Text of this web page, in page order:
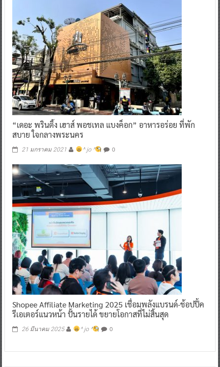
“เดอะ พรินติ้ง เฮาส์ พอชเทล แบงค็อก” อาหารอร่อย ที่พัก
สบาย ใจกลางพระนคร
21 มกราคม 2021 ^ jo ^ 0
Shopee Affiliate Marketing 2025 เชื่อมพลังแบรนด์-ช้อปปี้ค
รีเอเตอร์แนวหน้า ปั้นรายได้ ขยายโอกาสที่ไม่สิ้นสุด
26 มีนาคม 2025 ^ jo ^ 0